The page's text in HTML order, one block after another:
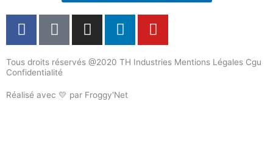
F
a
e
o
T
i
t
k
I
n
t
g
L
i
k
d
Y
o
t
Tous droits réservés @2020 TH Industries Mentions Légales Cgu
Confidentialité
Réalisé avec 💛 par Froggy'Net